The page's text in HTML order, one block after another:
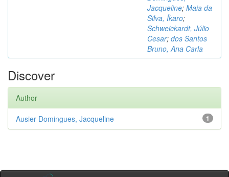
Jacqueline; Maia da
Silva, Íkaro;
Schweickardt, Júlio
Cesar; dos Santos
Bruno, Ana Carla
Discover
Author
1
Ausier Domingues, Jacqueline